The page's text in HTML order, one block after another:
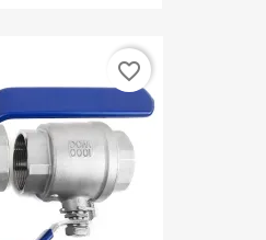
favorite_border